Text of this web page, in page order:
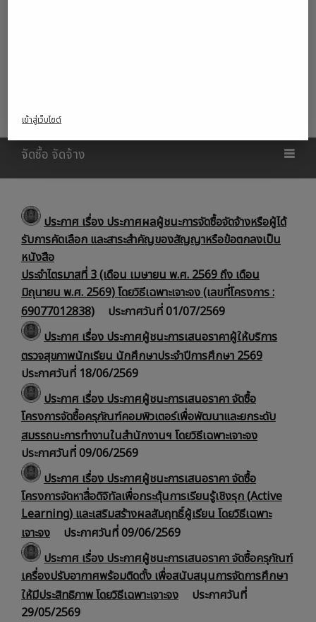
จัดซื้อ จัดจ้าง
ประกาศ เรื่อง ประกาศผลผู้ชนะการจัดซื้อจัดจ้างหรือผู้ได้
รับการคัดเลือก และสาระสำคัญของสัญญาหรือข้อตกลงเป็น
หนังสือ
ประจำไตรมาสที่ 3 (เดือน เมษายน พ.ศ. 2569 ถึง เดือน
มิถุนายน พ.ศ. 2569) โดยวิธีเฉพาะเจาะจง (เลขที่โครงการ :
69077012838)
ประกาศวันที่ 01/07/2569
ประกาศ เรื่องประกาศผู้ชนะการเสนอราคาผู้ให้บริการ
ตรวจสุขภาพนักเรียน นักศึกษาประจำปีการศึกษา 2569
ประกาศวันที่ 18/06/2569
ประกาศ เรื่อง ประกาศผู้ชนะการเสนอราคา จัดซื้อ
โครงการจัดซื้อครุภัณฑ์คอมพิวเตอร์เพื่อพัฒนาและยกระดับ
สมรรถนะการทำงานในสำนักงานฯ โดยวิธีเฉพาะเจาะจง
ประกาศวันที่ 09/06/2569
ประกาศ เรื่อง ประกาศผู้ชนะการเสนอราคา จัดซื้อ
โครงการจัดหาสื่อดิจิทัลเพื่อกระตุ้นการเรียนรู้เชิงรุก (Active
Learning) และเสริมสร้างผลสัมฤทธิ์ผู้เรียน โดยวิธีเฉพาะ
เจาะจง
ประกาศวันที่ 09/06/2569
ประกาศ เรื่อง ประกาศผู้ชนะการเสนอราคา จัดซื้อครุภัณฑ์
เครื่องปรับอากาศพร้อมติดตั้ง เพื่อสนับสนุนการจัดการศึกษา
ให้มีประสิทธิภาพ โดยวิธีเฉพาะเจาะจง
ประกาศวันที่
29/05/2569
เข้าสู่เว็บไซต์